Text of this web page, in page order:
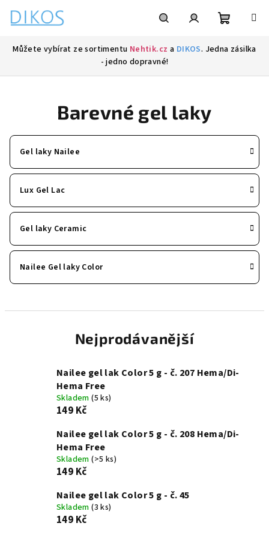
obsah
Můžete vybírat ze sortimentu Nehtik.cz a DIKOS. Jedna zásilka
- jedno dopravné!
Barevné gel laky
Gel laky Nailee
Lux Gel Lac
Gel laky Ceramic
Nailee Gel laky Color
Nejprodávanější
Nailee gel lak Color 5 g - č. 207 Hema/Di-
Hema Free
Skladem(5 ks)
149 Kč
Nailee gel lak Color 5 g - č. 208 Hema/Di-
Hema Free
Skladem(>5 ks)
149 Kč
Nailee gel lak Color 5 g - č. 45
Skladem(3 ks)
149 Kč